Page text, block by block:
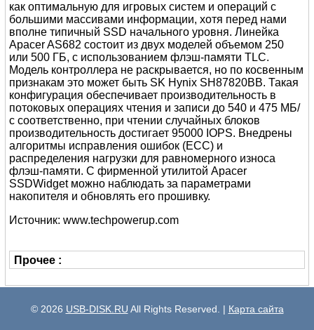
как оптимальную для игровых систем и операций с
большими массивами информации, хотя перед нами
вполне типичный SSD начального уровня. Линейка
Apacer AS682 состоит из двух моделей объемом 250
или 500 ГБ, с использованием флэш-памяти TLC.
Модель контроллера не раскрывается, но по косвенным
признакам это может быть SK Hynix SH87820BB. Такая
конфигурация обеспечивает производительность в
потоковых операциях чтения и записи до 540 и 475 МБ/
с соответственно, при чтении случайных блоков
производительность достигает 95000 IOPS. Внедрены
алгоритмы исправления ошибок (ECC) и
распределения нагрузки для равномерного износа
флэш-памяти. С фирменной утилитой Apacer
SSDWidget можно наблюдать за параметрами
накопителя и обновлять его прошивку.
Источник: www.techpowerup.com
Прочее :
© 2026 USB-DISK.RU All Rights Reserved. | Карта сайта